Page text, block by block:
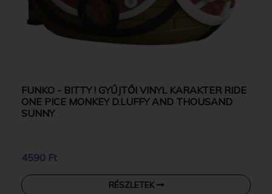
FUNKO - BITTY ! GYŰJTŐI VINYL KARAKTER RIDE
ONE PICE MONKEY D.LUFFY AND THOUSAND
SUNNY
4590 Ft
RÉSZLETEK